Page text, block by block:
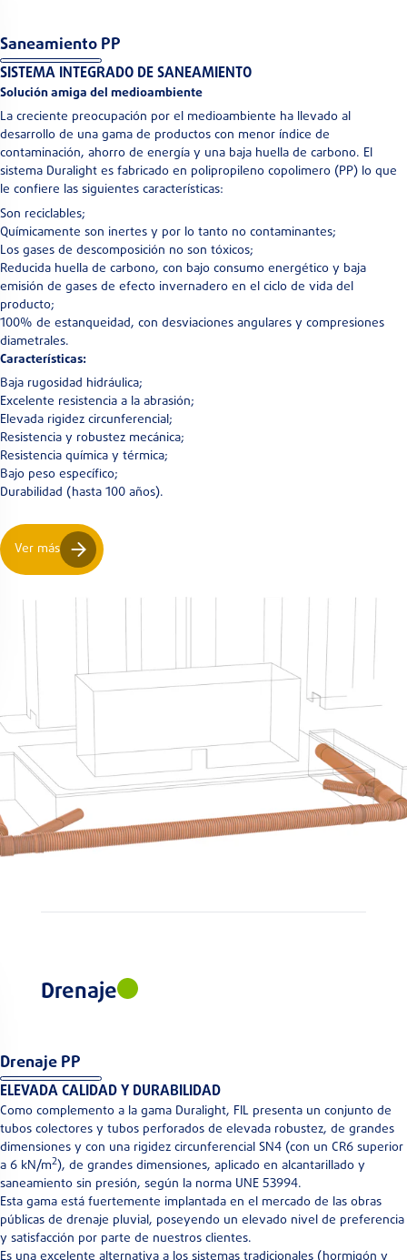
Saneamiento PP
SISTEMA INTEGRADO DE SANEAMIENTO
Solución amiga del medioambiente
La creciente preocupación por el medioambiente ha llevado al
desarrollo de una gama de productos con menor índice de
contaminación, ahorro de energía y una baja huella de carbono. El
sistema Duralight es fabricado en polipropileno copolimero (PP) lo que
le confiere las siguientes características:
Son reciclables;
Químicamente son inertes y por lo tanto no contaminantes;
Los gases de descomposición no son tóxicos;
Reducida huella de carbono, con bajo consumo energético y baja
emisión de gases de efecto invernadero en el ciclo de vida del
producto;
100% de estanqueidad, con desviaciones angulares y compresiones
diametrales.
Características:
Baja rugosidad hidráulica;
Excelente resistencia a la abrasión;
Elevada rigidez circunferencial;
Resistencia y robustez mecánica;
Resistencia química y térmica;
Bajo peso específico;
Durabilidad (hasta 100 años).
Ver más
Drenaje
Drenaje PP
ELEVADA CALIDAD Y DURABILIDAD
Como complemento a la gama Duralight, FIL presenta un conjunto de
tubos colectores y tubos perforados de elevada robustez, de grandes
dimensiones y con una rigidez circunferencial SN4 (con un CR6 superior
a 6 kN/m2), de grandes dimensiones, aplicado en alcantarillado y
saneamiento sin presión, según la norma UNE 53994.
Esta gama está fuertemente implantada en el mercado de las obras
públicas de drenaje pluvial, poseyendo un elevado nivel de preferencia
y satisfacción por parte de nuestros clientes.